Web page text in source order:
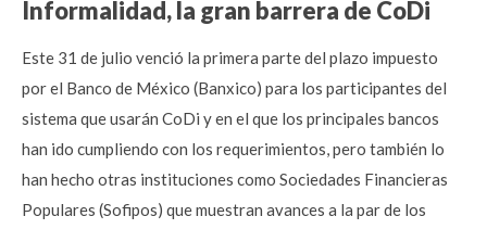
Informalidad, la gran barrera de CoDi
Este 31 de julio venció la primera parte del plazo impuesto
por el Banco de México (Banxico) para los participantes del
sistema que usarán CoDi y en el que los principales bancos
han ido cumpliendo con los requerimientos, pero también lo
han hecho otras instituciones como Sociedades Financieras
Populares (Sofipos) que muestran avances a la par de los